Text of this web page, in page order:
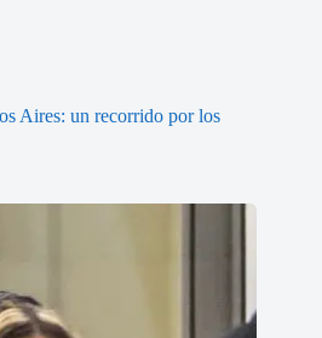
Aires: un recorrido por los